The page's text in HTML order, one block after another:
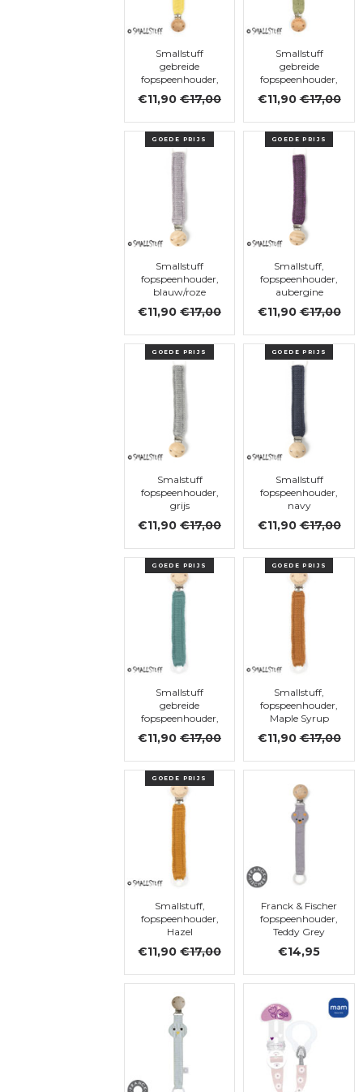
Smallstuff
gebreide
fopspeenhouder,
€11,90 €17,00
Smallstuff
gebreide
fopspeenhouder,
€11,90 €17,00
GOEDE PRIJS
Smallstuff
fopspeenhouder,
blauw/roze
zilver
€11,90 €17,00
GOEDE PRIJS
Smallstuff,
fopspeenhouder,
aubergine
€11,90 €17,00
GOEDE PRIJS
Smalstuff
fopspeenhouder,
grijs
€11,90 €17,00
GOEDE PRIJS
Smallstuff
fopspeenhouder,
navy
€11,90 €17,00
GOEDE PRIJS
Smallstuff
gebreide
fopspeenhouder,
Dark Green
€11,90 €17,00
GOEDE PRIJS
Smallstuff,
fopspeenhouder,
Maple Syrup
€11,90 €17,00
GOEDE PRIJS
Smallstuff,
fopspeenhouder,
Hazel
€11,90 €17,00
Franck & Fischer
fopspeenhouder,
Teddy Grey
€14,95